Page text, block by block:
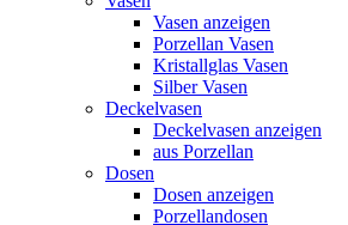
Vasen anzeigen
Porzellan Vasen
Kristallglas Vasen
Silber Vasen
Deckelvasen
Deckelvasen anzeigen
aus Porzellan
Dosen
Dosen anzeigen
Porzellandosen